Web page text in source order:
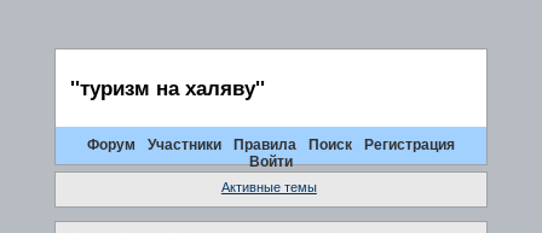
''туризм на халяву''
Форум Участники Правила Поиск
Регистрация
Войти
Активные темы